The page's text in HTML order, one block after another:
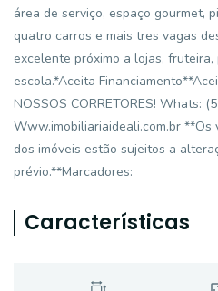
área de serviço, espaço gourmet,
quatro carros e mais tres vagas
excelente próximo a lojas,
escola.*Aceita
NOSSOS CORRETORES! Whats:
Www.imobiliariaideali.com.br
dos imóveis estão sujeitos a
prévio.**Marcadores:
Características